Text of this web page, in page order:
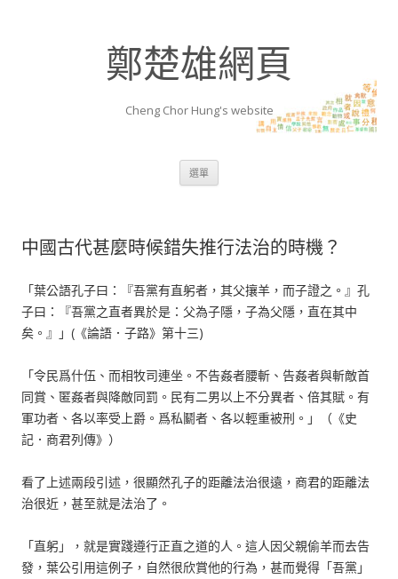
鄭楚雄網頁
Cheng Chor Hung's website
選單
中國古代甚麼時候錯失推行法治的時機？
「葉公語孔子曰：『吾黨有直躬者，其父攘羊，而子證之。』孔
子曰：『吾黨之直者異於是：父為子隱，子為父隱，直在其中
矣。』」(《論語．子路》第十三)
「令民爲什伍、而相牧司連坐。不告姦者腰斬、告姦者與斬敵首
同賞、匿姦者與降敵同罰。民有二男以上不分異者、倍其賦。有
軍功者、各以率受上爵。爲私鬭者、各以輕重被刑。」（《史
記．商君列傳》）
看了上述兩段引述，很顯然孔子的距離法治很遠，商君的距離法
治很近，甚至就是法治了。
「直躬」，就是實踐遵行正直之道的人。這人因父親偷羊而去告
發，葉公引用這例子，自然很欣賞他的行為，甚而覺得「吾黨」